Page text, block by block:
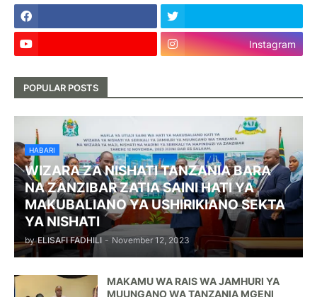
Instagram
POPULAR POSTS
HABARI
WIZARA ZA NISHATI TANZANIA BARA
NA ZANZIBAR ZATIA SAINI HATI YA
MAKUBALIANO YA USHIRIKIANO SEKTA
YA NISHATI
by ELISAFI FADHILI - November 12, 2023
MAKAMU WA RAIS WA JAMHURI YA
MUUNGANO WA TANZANIA MGENI